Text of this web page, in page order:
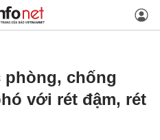
phòng, chống
với rét đậm, rét